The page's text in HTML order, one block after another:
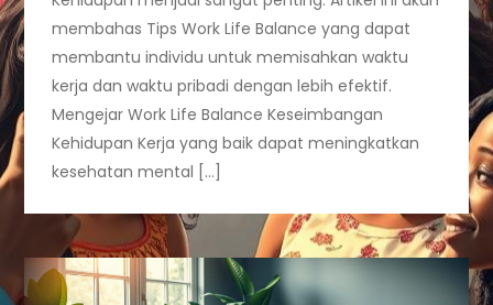
membahas Tips Work Life Balance yang dapat
membantu individu untuk memisahkan waktu
kerja dan waktu pribadi dengan lebih efektif.
Mengejar Work Life Balance Keseimbangan
Kehidupan Kerja yang baik dapat meningkatkan
kesehatan mental […]